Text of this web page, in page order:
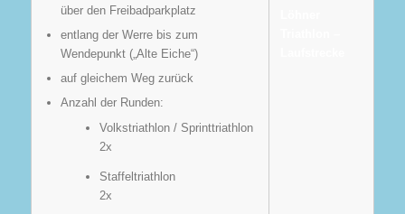
über den Freibadparkplatz
entlang der Werre bis zum
Wendepunkt („Alte Eiche“)
auf gleichem Weg zurück
Anzahl der Runden:
Volkstriathlon / Sprinttriathlon
2x
Staffeltriathlon
2x